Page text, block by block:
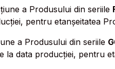
a Produsului din seriile
pentru etanșeitatea
a Produsului din seriile
data producției, pentru